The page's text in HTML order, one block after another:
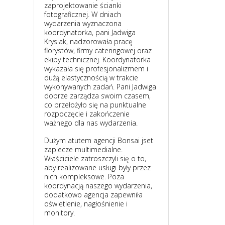
zaprojektowanie ścianki
fotograficznej. W dniach
wydarzenia wyznaczona
koordynatorka, pani Jadwiga
Krysiak, nadzorowała pracę
florystów, firmy cateringowej oraz
ekipy technicznej. Koordynatorka
wykazała się profesjonalizmem i
dużą elastycznością w trakcie
wykonywanych zadań. Pani Jadwiga
dobrze zarządza swoim czasem,
co przełożyło się na punktualne
rozpoczęcie i zakończenie
ważnego dla nas wydarzenia.
Dużym atutem agencji Bonsai jset
zaplecze multimedialne.
Właściciele zatroszczyli się o to,
aby realizowane usługi były przez
nich kompleksowe. Poza
koordynacją naszego wydarzenia,
dodatkowo agencja zapewniła
oświetlenie, nagłośnienie i
monitory.